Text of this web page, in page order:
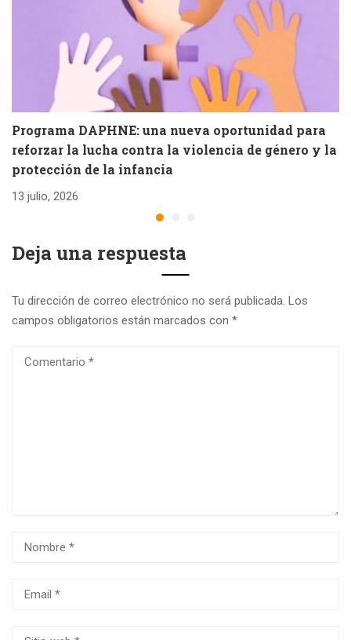
Programa DAPHNE: una nueva oportunidad para
reforzar la lucha contra la violencia de género y la
protección de la infancia
13 julio, 2026
Deja una respuesta
Tu dirección de correo electrónico no será publicada. Los
campos obligatorios están marcados con *